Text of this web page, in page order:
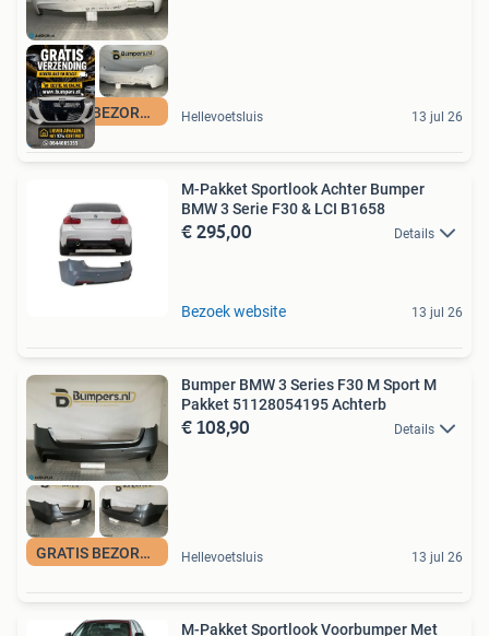
GRATIS BEZORGING Hellevoetsluis 13 jul 26
M-Pakket Sportlook Achter Bumper
BMW 3 Serie F30 & LCI B1658
€ 295,00 Details
Bezoek website 13 jul 26
GRATIS BEZORGING
Bumper BMW 3 Series F30 M Sport M
Pakket 51128054195 Achterb
€ 108,90 Details
Hellevoetsluis 13 jul 26
M-Pakket Sportlook Voorbumper Met